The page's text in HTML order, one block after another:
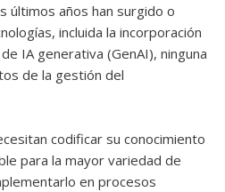
últimos años han surgido o
incluida la incorporación
IA generativa (GenAI), ninguna
de la gestión del
codificar su conocimiento
para la mayor variedad de
en procesos